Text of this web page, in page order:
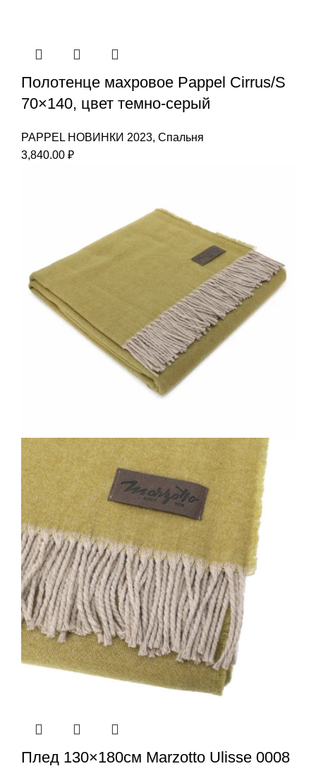
Полотенце махровое Pappel Cirrus/S
70×140, цвет темно-серый
PAPPEL НОВИНКИ 2023, Спальня
3,840.00 ₽
Плед 130×180см Marzotto Ulisse 0008